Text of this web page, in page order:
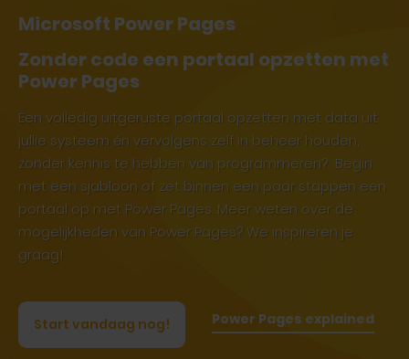
Microsoft Power Pages
Zonder code een portaal opzetten met
Power Pages
Een volledig uitgeruste portaal opzetten met data uit
jullie systeem én vervolgens zelf in beheer houden,
zonder kennis te hebben van programmeren? Begin
met een sjabloon of zet binnen een paar stappen een
portaal op met Power Pages. Meer weten over de
mogelijkheden van Power Pages? We inspireren je
graag!
Start vandaag nog! Power Pages explained